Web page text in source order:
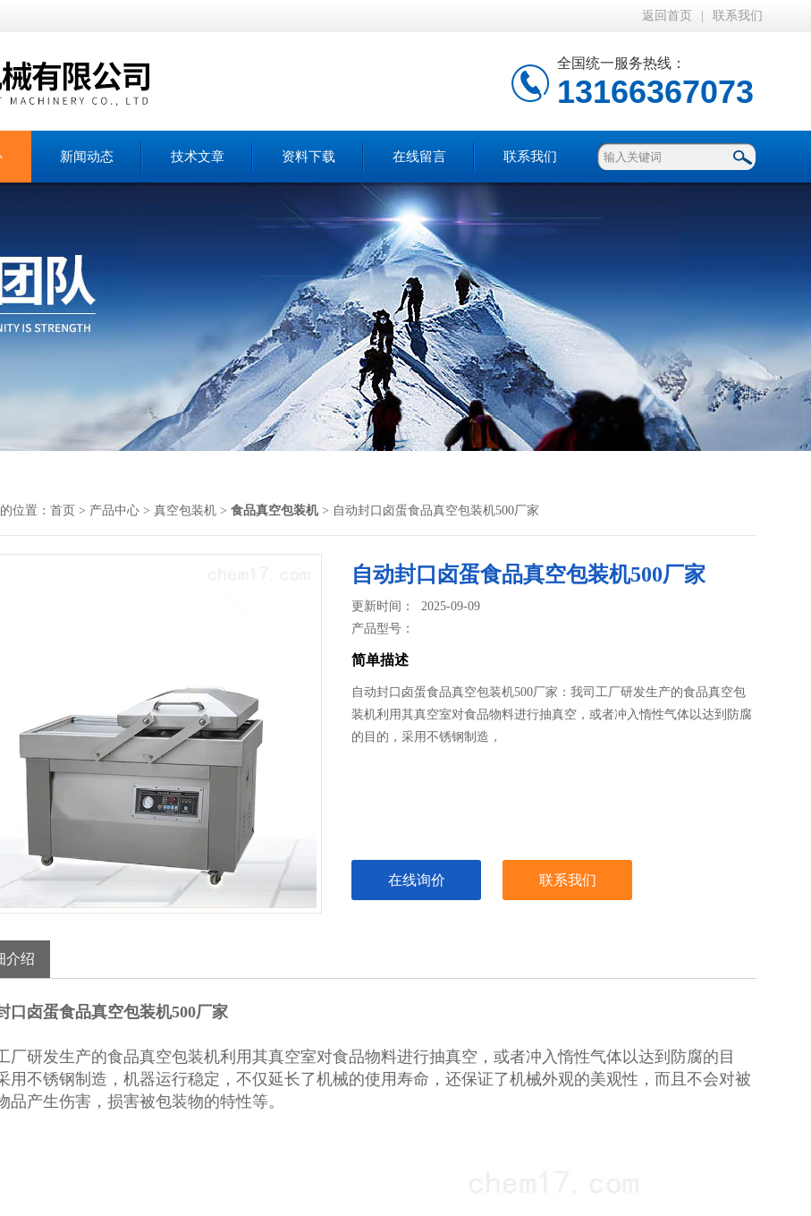
返回首页 联系我们
全国统一服务热线：
13166367073
新闻动态 技术文章 资料下载 在线留言 联系我们
位置： 首页 > 产品中心 > 真空包装机 > 食品真空包装机> 自动封口卤蛋食品真空包装机500厂家
自动封口卤蛋食品真空包装机500厂家
更新时间： 2025-09-09
产品型号：
简单描述
自动封口卤蛋食品真空包装机500厂家：我司工厂研发生产的食品真空包
装机​利用其真空室对食品物料进行抽真空，或者冲入惰性气体以达到防腐
的目的，采用不锈钢制造，
在线询价 联系我们
介绍
口卤蛋食品真空包装机500厂家
厂研发生产的食品真空包装机利用其真空室对食品物料进行抽真空，或者冲入惰性气体以达到防腐的目
用不锈钢制造，机器运行稳定，不仅延长了机械的使用寿命，还保证了机械外观的美观性，而且不会对被
品产生伤害，损害被包装物的特性等。